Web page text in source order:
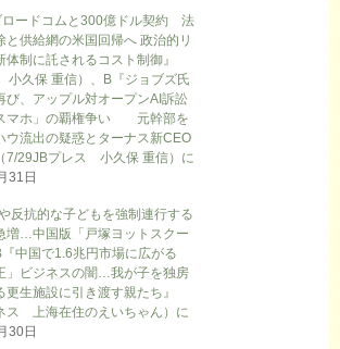
ロードコムと300億ドル契約 法
と供給網の米国回帰へ 政治的リ
体制に託されるコスト制御』
小久保 重信）、B『ジョブズ氏
び、アップル対オープンAI訴訟
マホ」の覇権争い 元幹部を
ウ流出の疑惑とターナス新CEO
7/29JBプレス 小久保 重信）に
31日
反抗的な子どもを強制連行する
増…中国版「戸塚ヨットスクー
中国で1.6兆円市場に広がる
」ビジネスの闇…我が子を独房
生施設に引き渡す親たち』
ス 上海在住のえいちゃん）に
30日